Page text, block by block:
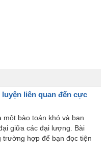
liên quan đến cực
một bào toán khó và bạn
giữa các đại lượng. Bài
trường hợp để bạn đọc tiện